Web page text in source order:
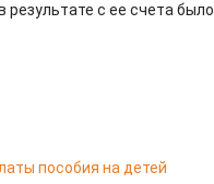
с ее счета было
пособия на детей